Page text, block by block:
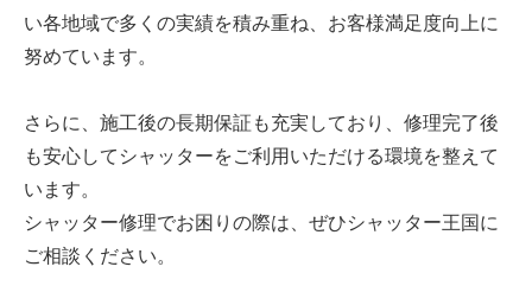
い各地域で多くの実績を積み重ね、お客様満足度向上に
努めています。
さらに、施工後の長期保証も充実しており、修理完了後
も安心してシャッターをご利用いただける環境を整えて
います。
シャッター修理でお困りの際は、ぜひシャッター王国に
ご相談ください。